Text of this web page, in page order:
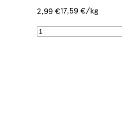
2,99 €17,59 €/kg